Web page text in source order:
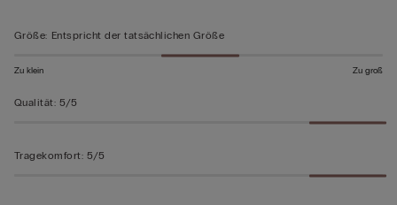
Größe: Entspricht der tatsächlichen Größe
Zu klein Zu groß
Qualität: 5/5
Tragekomfort: 5/5